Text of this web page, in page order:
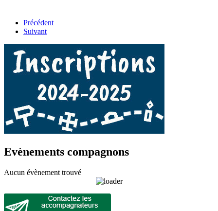
Précédent
Suivant
Evènements compagnons
Aucun évènement trouvé